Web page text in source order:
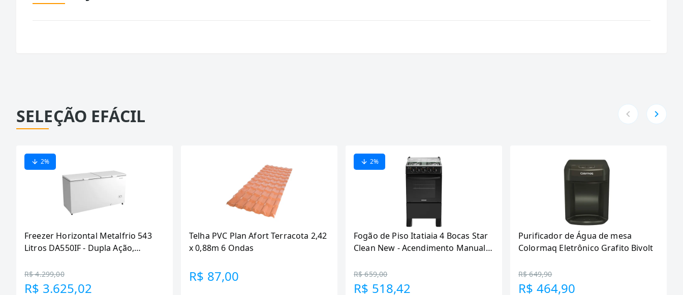
SELEÇÃO EFÁCIL
2%
Freezer Horizontal Metalfrio 543
Litros DA550IF - Dupla Ação,
R$ 4.299,00
R$ 3.625,02
Telha PVC Plan Afort Terracota 2,42
x 0,88m 6 Ondas
R$ 87,00
2%
Fogão de Piso Itatiaia 4 Bocas Star
Clean New - Acendimento Manual,
R$ 659,00
R$ 518,42
Purificador de Água de mesa
Colormaq Eletrônico Grafito Bivolt
R$ 649,90
R$ 464,90